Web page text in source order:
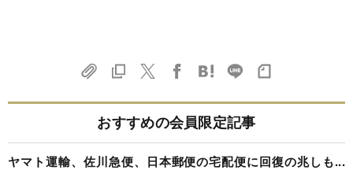
おすすめの会員限定記事
ヤマト運輸、佐川急便、日本郵便の宅配便に回復の兆しも...